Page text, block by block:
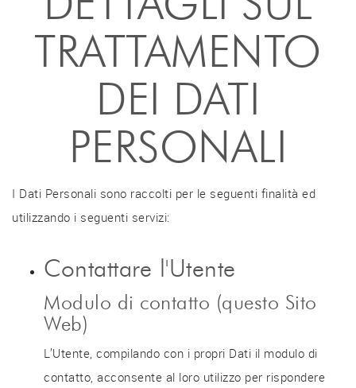
TRATTAMENTO
DEI DATI
PERSONALI
I Dati Personali sono raccolti per le seguenti finalità ed
utilizzando i seguenti servizi:
Contattare l'Utente
Modulo di contatto (questo Sito
Web)
L’Utente, compilando con i propri Dati il modulo di
contatto, acconsente al loro utilizzo per rispondere